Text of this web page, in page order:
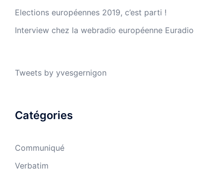
Elections européennes 2019, c’est parti !
Interview chez la webradio européenne Euradio
Tweets by yvesgernigon
Catégories
Communiqué
Verbatim